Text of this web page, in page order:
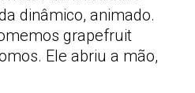
dinâmico, animado.
grapefruit
Ele abriu a mão,